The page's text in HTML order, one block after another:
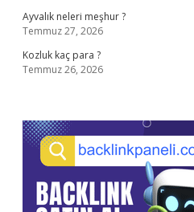
Ayvalık neleri meşhur ?
Temmuz 27, 2026
Kozluk kaç para ?
Temmuz 26, 2026